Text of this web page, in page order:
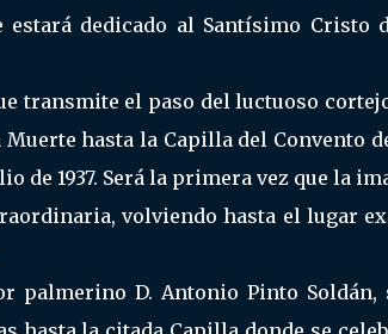
dedicado al Santísimo Cristo
transmite el paso del luctuoso
hasta la Capilla del Convento
de 1937. Será la primera vez que la
volviendo hasta el lugar
palmerino D. Antonio Pinto Soldán,